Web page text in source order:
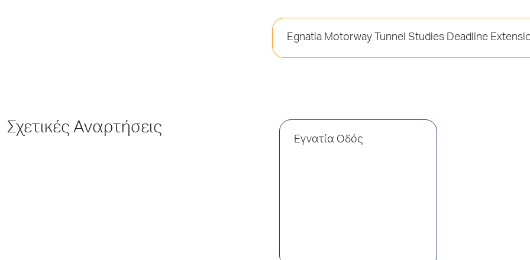
Egnatia Motorway Tunnel Studies Deadline
Σχετικές Αναρτήσεις
Εγνατία Οδός